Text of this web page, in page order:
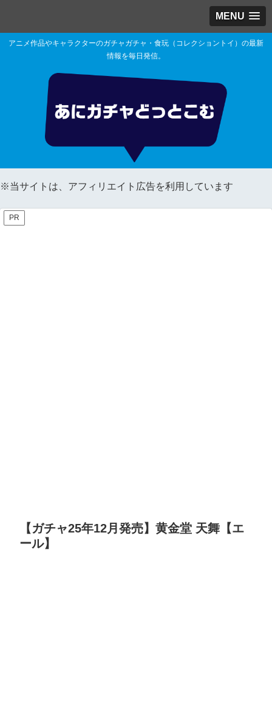
MENU
アニメ作品やキャラクターのガチャガチャ・食玩（コレクショントイ）の最新
情報を毎日発信。
※当サイトは、アフィリエイト広告を利用しています
PR
【ガチャ25年12月発売】黄金堂 天舞【エ
ール】